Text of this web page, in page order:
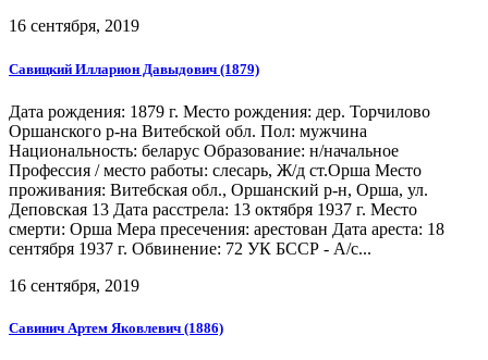
16 сентября, 2019
Савицкий Илларион Давыдович (1879)
Дата рождения: 1879 г. Место рождения: дер. Торчилово
Оршанского р-на Витебской обл. Пол: мужчина
Национальность: беларус Образование: н/начальное
Профессия / место работы: слесарь, Ж/д ст.Орша Место
проживания: Витебская обл., Оршанский р-н, Орша, ул.
Деповская 13 Дата расстрела: 13 октября 1937 г. Место
смерти: Орша Мера пресечения: арестован Дата ареста: 18
сентября 1937 г. Обвинение: 72 УК БССР - А/с...
16 сентября, 2019
Савинич Артем Яковлевич (1886)